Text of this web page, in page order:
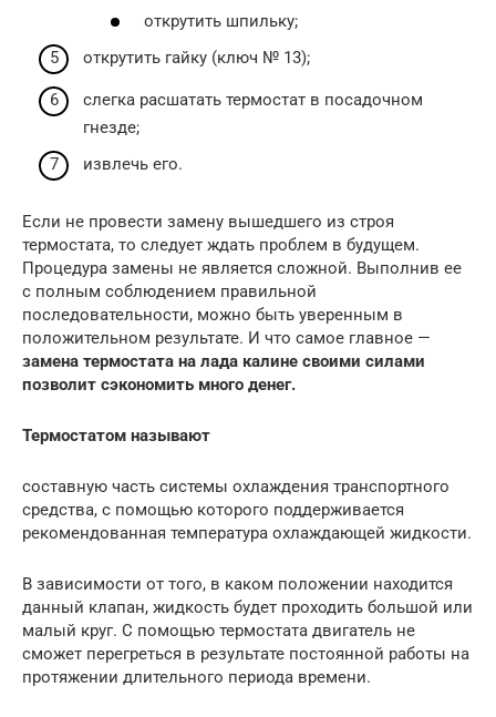
открутить шпильку;
открутить гайку (ключ № 13);
слегка расшатать термостат в посадочном
гнезде;
извлечь его.
Если не провести замену вышедшего из строя
термостата, то следует ждать проблем в будущем.
Процедура замены не является сложной. Выполнив ее
с полным соблюдением правильной
последовательности, можно быть уверенным в
положительном результате. И что самое главное —
замена термостата на лада калине своими силами
позволит сэкономить много денег.
Термостатом называют
составную часть системы охлаждения транспортного
средства, с помощью которого поддерживается
рекомендованная температура охлаждающей жидкости.
В зависимости от того, в каком положении находится
данный клапан, жидкость будет проходить большой или
малый круг. С помощью термостата двигатель не
сможет перегреться в результате постоянной работы на
протяжении длительного периода времени.